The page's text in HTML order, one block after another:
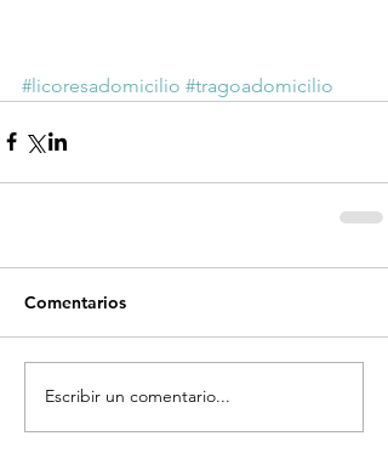
#licoresadomicilio #tragoadomicilio
Comentarios
Escribir un comentario...